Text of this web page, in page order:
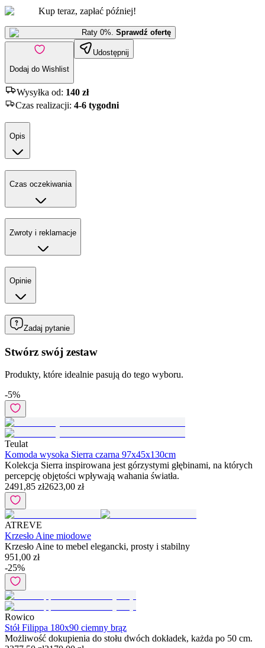
Kup teraz, zapłać później!
Raty 0%. Sprawdź ofertę
Dodaj do Wishlist
Udostępnij
Wysyłka od: 140 zł
Czas realizacji: 4-6 tygodni
Opis
Czas oczekiwania
Zwroty i reklamacje
Opinie
Zadaj pytanie
Stwórz swój zestaw
Produkty, które idealnie pasują do tego wyboru.
-5%
Teulat
Komoda wysoka Sierra czarna 97x45x130cm
Kolekcja Sierra inspirowana jest górzystymi głębinami, na których
percepcję objętości wpływają wahania światła.
2491,85 zł2623,00 zł
ATREVE
Krzesło Aine miodowe
Krzesło Aine to mebel elegancki, prosty i stabilny
951,00 zł
-25%
Rowico
Stół Filippa 180x90 ciemny brąz
Możliwość dokupienia do stołu dwóch dokładek, każda po 50 cm.